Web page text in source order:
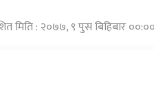
मिति : २०७७, ९ पुस बिहिबार